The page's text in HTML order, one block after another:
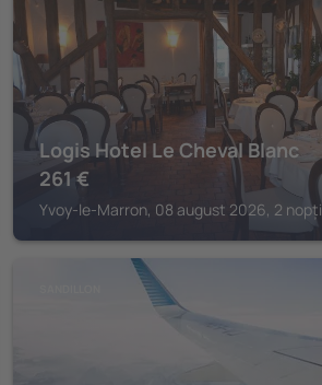
Logis Hotel Le Cheval Blanc
261 €
Yvoy-le-Marron, 08 august 2026, 2 nopți